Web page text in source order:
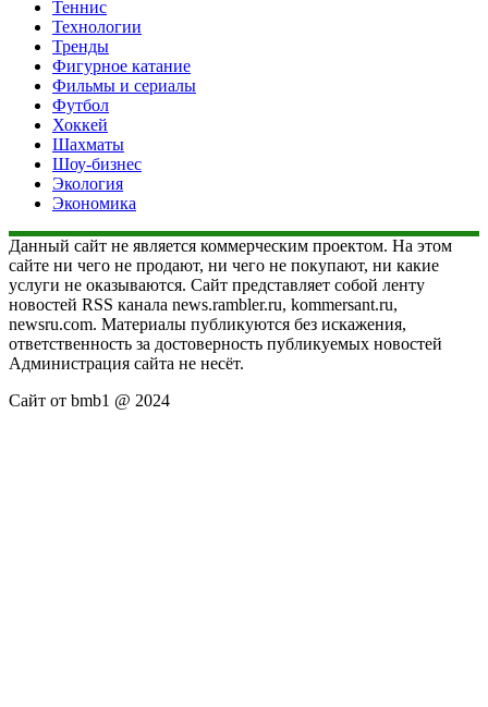
Теннис
Технологии
Тренды
Фигурное катание
Фильмы и сериалы
Футбол
Хоккей
Шахматы
Шоу-бизнес
Экология
Экономика
Данный сайт не является коммерческим проектом. На этом
сайте ни чего не продают, ни чего не покупают, ни какие
услуги не оказываются. Сайт представляет собой ленту
новостей RSS канала news.rambler.ru, kommersant.ru,
newsru.com. Материалы публикуются без искажения,
ответственность за достоверность публикуемых новостей
Администрация сайта не несёт.
Сайт от bmb1 @ 2024